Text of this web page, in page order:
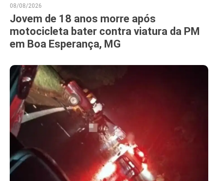
08/08/2026
Jovem de 18 anos morre após
motocicleta bater contra viatura da PM
em Boa Esperança, MG